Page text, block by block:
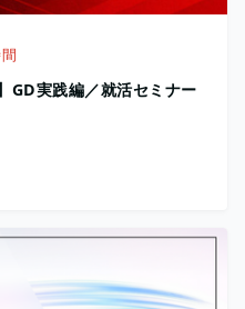
GD実践編／就活セミナー